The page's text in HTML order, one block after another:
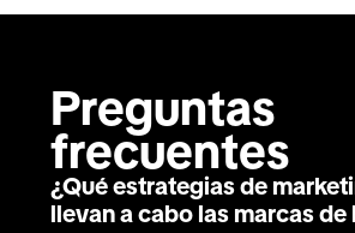
Preguntas
frecuentes
¿Qué estrategias de
llevan a cabo las marcas de